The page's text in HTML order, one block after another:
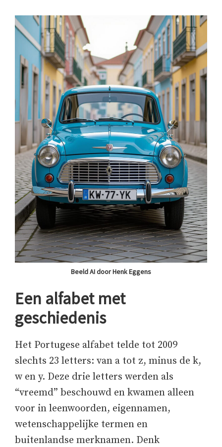
Beeld AI door Henk Eggens
Een alfabet met
geschiedenis
Het Portugese alfabet telde tot 2009
slechts 23 letters: van a tot z, minus de k,
w en y. Deze drie letters werden als
“vreemd” beschouwd en kwamen alleen
voor in leenwoorden, eigennamen,
wetenschappelijke termen en
buitenlandse merknamen. Denk